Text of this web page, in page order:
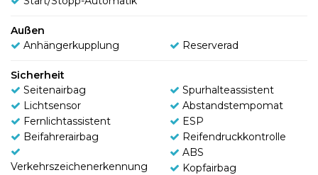
Außen
Anhängerkupplung
Reserverad
Sicherheit
Seitenairbag
Spurhalteassistent
Lichtsensor
Abstandstempomat
Fernlichtassistent
ESP
Beifahrerairbag
Reifendruckkontrolle
Verkehrszeichenerkennung
ABS
Kopfairbag